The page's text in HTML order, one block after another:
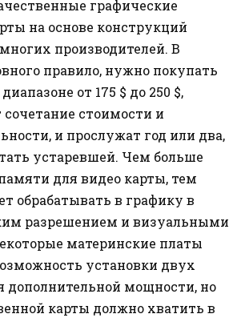
графические
на основе конструкций
производителей. В
правило, нужно покупать
от 175 $ до 250 $,
стоимости и
и прослужат год или два,
устаревшей. Чем больше
для видео карты, тем
обрабатывать в графику в
разрешением и визуальными
материнские платы
установки двух
дополнительной мощности, но
карты должно хватить в